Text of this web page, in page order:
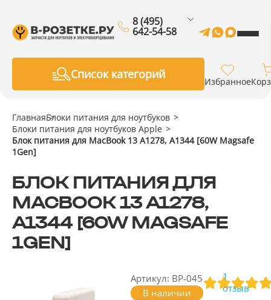
8 (495)
642-54-58
Список категорий
Избранное
ГлавнаяБлоки питания для ноутбуков
Блоки питания для ноутбуков Apple
Блок питания для MacBook 13 A1278, A1344 [60W Magsafe
1Gen]
БЛОК ПИТАНИЯ ДЛЯ
MACBOOK 13 A1278,
A1344 [60W MAGSAFE
1GEN]
Артикул: BP-045
В наличии
1
отзыв